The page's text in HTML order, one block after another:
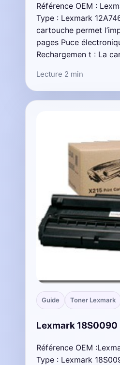
Référence OEM :
Type : Lexmark
cartouche permet
pages Puce
Rechargemen t : La
Lecture 2 min
Guide Toner Lexmark
Lexmark 18S0090
Référence OEM
Type : Lexmark